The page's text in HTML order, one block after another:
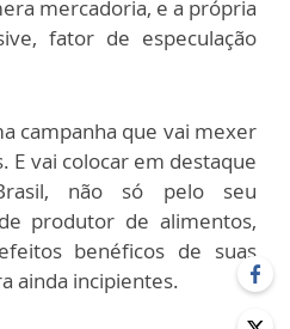
mercadoria, e a própria
fator de especulação
campanha que vai mexer
E vai colocar em destaque
não só pelo seu
produtor de alimentos,
benéficos de suas
ainda incipientes.